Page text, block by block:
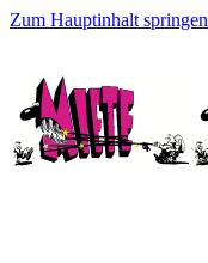
Zum Hauptinhalt springen